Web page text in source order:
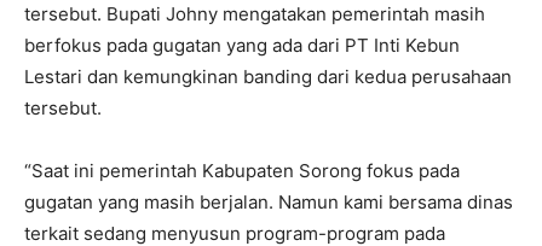
tersebut. Bupati Johny mengatakan pemerintah masih
berfokus pada gugatan yang ada dari PT Inti Kebun
Lestari dan kemungkinan banding dari kedua perusahaan
tersebut.
“Saat ini pemerintah Kabupaten Sorong fokus pada
gugatan yang masih berjalan. Namun kami bersama dinas
terkait sedang menyusun program-program pada